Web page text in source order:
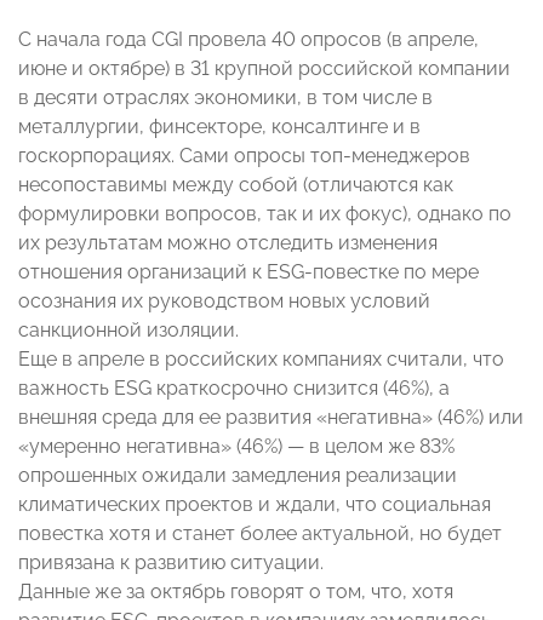
С начала года CGI провела 40 опросов (в апреле,
июне и октябре) в 31 крупной российской компании
в десяти отраслях экономики, в том числе в
металлургии, финсекторе, консалтинге и в
госкорпорациях. Сами опросы топ-менеджеров
несопоставимы между собой (отличаются как
формулировки вопросов, так и их фокус), однако по
их результатам можно отследить изменения
отношения организаций к ESG-повестке по мере
осознания их руководством новых условий
санкционной изоляции.
Еще в апреле в российских компаниях считали, что
важность ESG краткосрочно снизится (46%), а
внешняя среда для ее развития «негативна» (46%) или
«умеренно негативна» (46%) — в целом же 83%
опрошенных ожидали замедления реализации
климатических проектов и ждали, что социальная
повестка хотя и станет более актуальной, но будет
привязана к развитию ситуации.
Данные же за октябрь говорят о том, что, хотя